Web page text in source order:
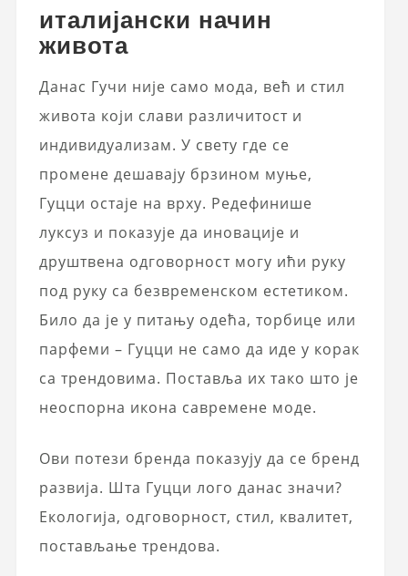
италијански начин
живота
Данас Гучи није само мода, већ и стил
живота који слави различитост и
индивидуализам. У свету где се
промене дешавају брзином муње,
Гуцци остаје на врху. Редефинише
луксуз и показује да иновације и
друштвена одговорност могу ићи руку
под руку са безвременском естетиком.
Било да је у питању одећа, торбице или
парфеми – Гуцци не само да иде у корак
са трендовима. Поставља их тако што је
неоспорна икона савремене моде.
Ови потези бренда показују да се бренд
развија. Шта Гуцци лого данас значи?
Екологија, одговорност, стил, квалитет,
постављање трендова.